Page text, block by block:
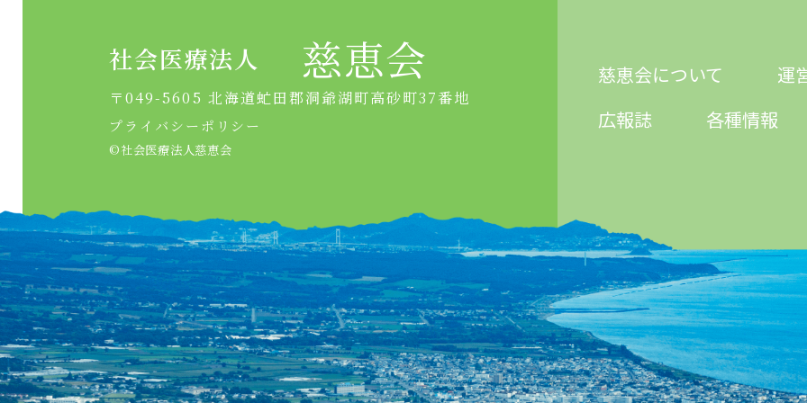
社会医療法人 慈恵会
〒049-5605 北海道虻田郡洞爺湖町高砂町37番地
プライバシーポリシー
©︎社会医療法人慈恵会
慈恵会について
運
広報誌
各種情報